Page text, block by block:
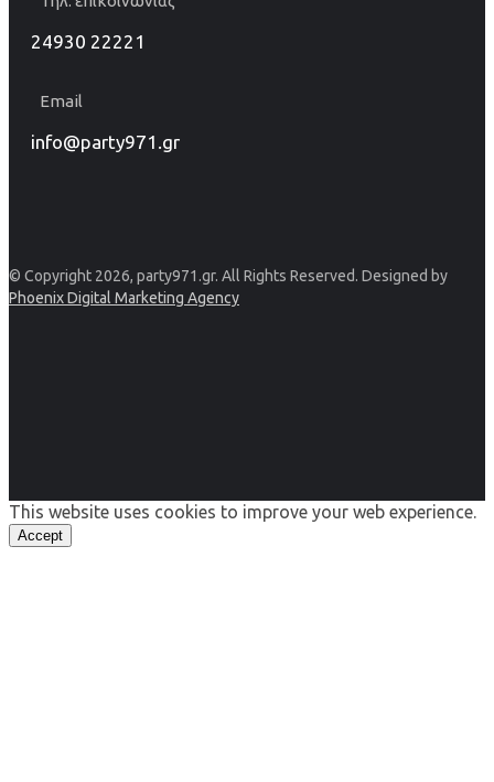
24930 22221
Email
info@party971.gr
© Copyright 2026, party971.gr. All Rights Reserved. Designed by
Phoenix Digital Marketing Agency
This website uses cookies to improve your web experience.
Accept